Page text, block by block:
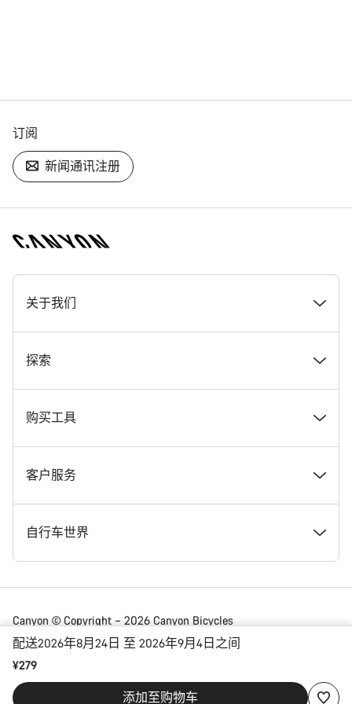
配送2026年8月24日 至 2026年9月4日之间
¥279
添加至购物车
订阅
新闻通讯注册
[footer.linksList.title]
关于我们
奖项
在 Canyon 工作
Canyon 新闻发布室
条款和条件
法律披露
数据保护声明
探索
新闻和故事
提示和建议
Canyon Home Koblenz
会员礼遇
Canyon App
购买工具
找到您梦寐以求的 Canyon 自行车
现货自行车
找到您的 Canyon 尺寸
自行车对比
客户服务
支持中心
服务网点
送货
自行车世界
公路车
砾石车
Canyon © Copyright – 2026 Canyon Bicycles
GmbH – 保留所有权利
China | 简体中文